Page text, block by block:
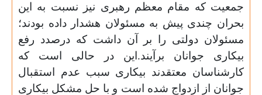
جمعیت که مقام معظم رهبری نیز نسبت به این
بحران چندی پیش به مسئولان هشدار داده‌ بودند؛
مسئولان دولتی را بر آن داشت که درصدد رفع
بیکاری جوانان برآیند.این در حالی است که
کارشناسان معتقدند بیکاری سبب عدم استقبال
جوانان از ازدواج شده است و با حل مشکل بیکاری